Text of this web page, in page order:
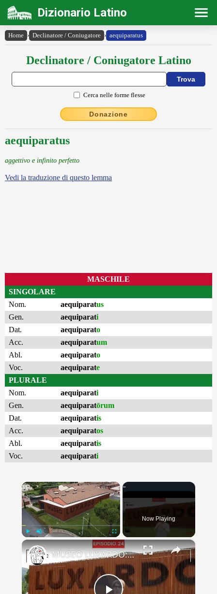
Dizionario Latino
Home › Declinatore / Coniugatore › aequiparatus
Declinatore / Coniugatore Latino
Cerca nelle forme flesse
Donazione
aequiparatus
aggettivo e infinito perfetto
Vedi la traduzione di questo lemma
MASCHILE
SINGOLARE
Nom.
aequiparatus
Gen.
aequiparati
Dat.
aequiparato
Acc.
aequiparatum
Abl.
aequiparato
Voc.
aequiparate
PLURALE
Nom.
aequiparati
Gen.
aequiparatōrum
Dat.
aequiparatis
Acc.
aequiparatos
Abl.
aequiparatis
Voc.
aequiparati
×
Fullscreen
Now Playing
×
MUSEO LUXARDO: Un Viaggio nel Tempo e nel Gusto